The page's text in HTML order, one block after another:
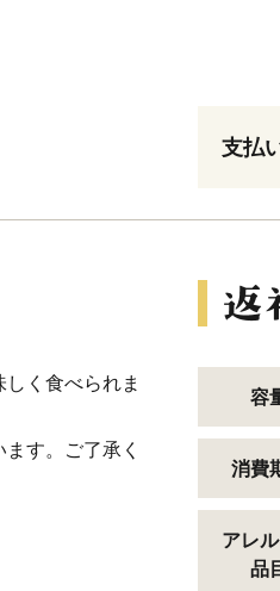
支払
く食べられま
す。ご了承く
容
消費
アレ
品